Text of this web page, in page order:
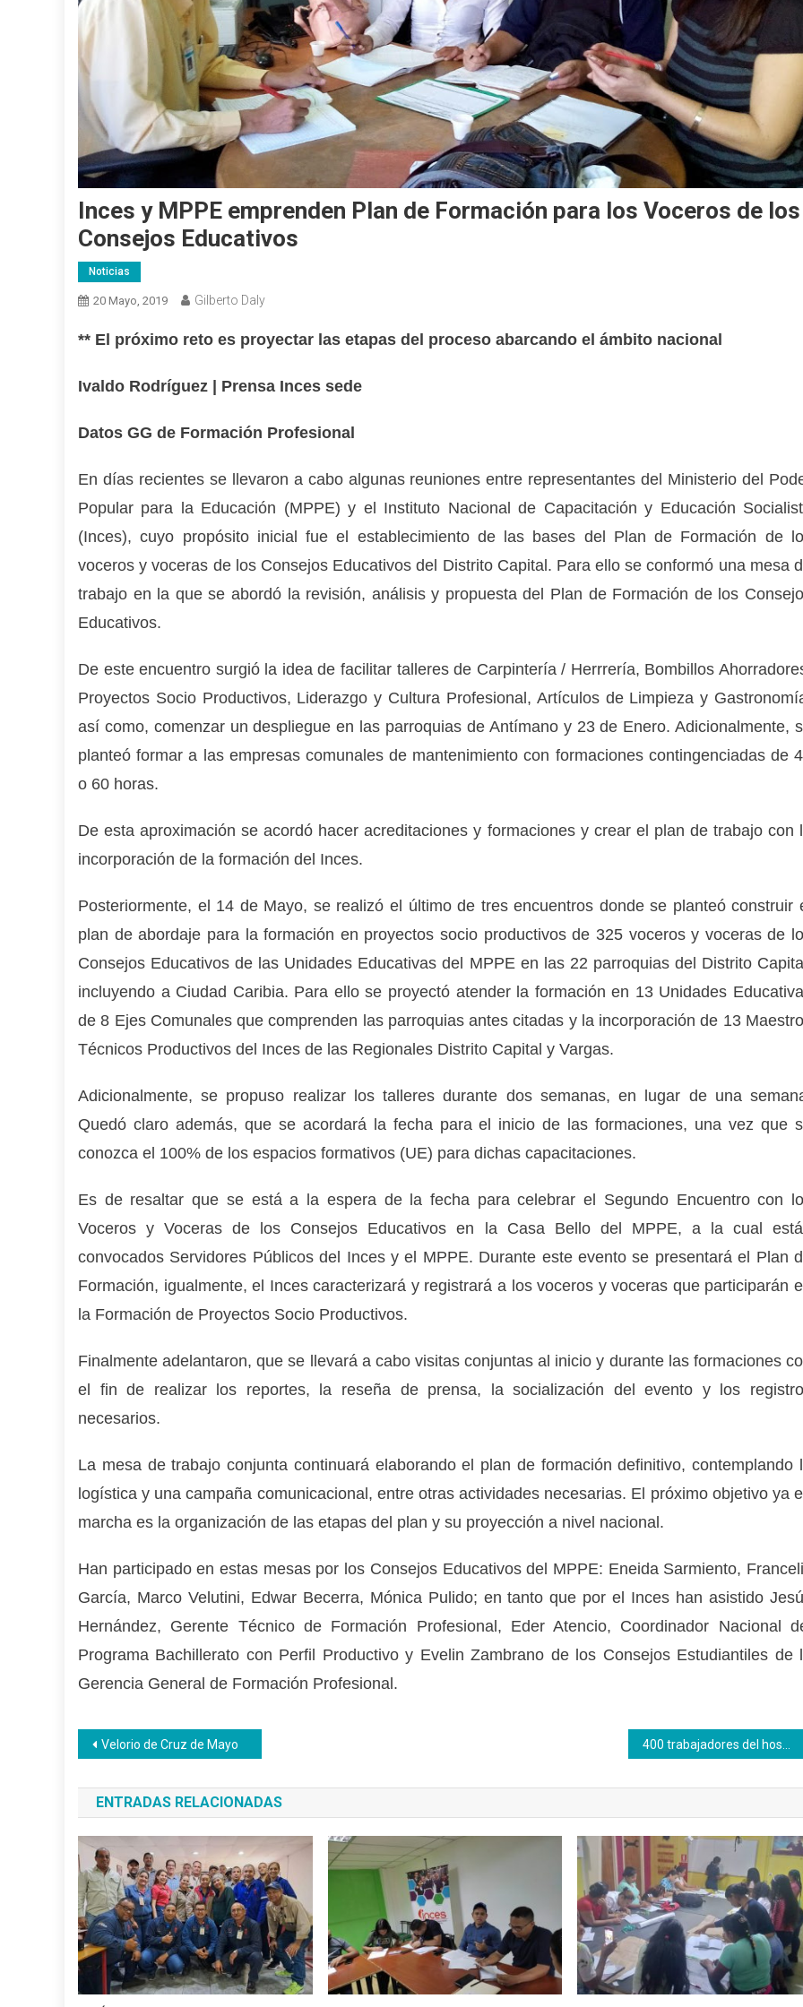
Inces y MPPE emprenden Plan de Formación para los Voceros de los
Consejos Educativos
Noticias
20 Mayo, 2019 Gilberto Daly
** El próximo reto es proyectar las etapas del proceso abarcando el ámbito nacional
Ivaldo Rodríguez | Prensa Inces sede
Datos GG de Formación Profesional
En días recientes se llevaron a cabo algunas reuniones entre representantes del Ministerio del
Popular para la Educación (MPPE) y el Instituto Nacional de Capacitación y Educación
(Inces), cuyo propósito inicial fue el establecimiento de las bases del Plan de Formación de
voceros y voceras de los Consejos Educativos del Distrito Capital. Para ello se conformó una mesa
trabajo en la que se abordó la revisión, análisis y propuesta del Plan de Formación de los
Educativos.
De este encuentro surgió la idea de facilitar talleres de Carpintería / Herrrería, Bombillos
Proyectos Socio Productivos, Liderazgo y Cultura Profesional, Artículos de Limpieza y
así como, comenzar un despliegue en las parroquias de Antímano y 23 de Enero. Adicionalmente,
planteó formar a las empresas comunales de mantenimiento con formaciones contingenciadas de
o 60 horas.
De esta aproximación se acordó hacer acreditaciones y formaciones y crear el plan de trabajo con
incorporación de la formación del Inces.
Posteriormente, el 14 de Mayo, se realizó el último de tres encuentros donde se planteó construir
plan de abordaje para la formación en proyectos socio productivos de 325 voceros y voceras de
Consejos Educativos de las Unidades Educativas del MPPE en las 22 parroquias del Distrito
incluyendo a Ciudad Caribia. Para ello se proyectó atender la formación en 13 Unidades
de 8 Ejes Comunales que comprenden las parroquias antes citadas y la incorporación de 13
Técnicos Productivos del Inces de las Regionales Distrito Capital y Vargas.
Adicionalmente, se propuso realizar los talleres durante dos semanas, en lugar de una
Quedó claro además, que se acordará la fecha para el inicio de las formaciones, una vez que
conozca el 100% de los espacios formativos (UE) para dichas capacitaciones.
Es de resaltar que se está a la espera de la fecha para celebrar el Segundo Encuentro con
Voceros y Voceras de los Consejos Educativos en la Casa Bello del MPPE, a la cual
convocados Servidores Públicos del Inces y el MPPE. Durante este evento se presentará el Plan
Formación, igualmente, el Inces caracterizará y registrará a los voceros y voceras que participarán
la Formación de Proyectos Socio Productivos.
Finalmente adelantaron, que se llevará a cabo visitas conjuntas al inicio y durante las formaciones
el fin de realizar los reportes, la reseña de prensa, la socialización del evento y los
necesarios.
La mesa de trabajo conjunta continuará elaborando el plan de formación definitivo, contemplando
logística y una campaña comunicacional, entre otras actividades necesarias. El próximo objetivo ya
marcha es la organización de las etapas del plan y su proyección a nivel nacional.
Han participado en estas mesas por los Consejos Educativos del MPPE: Eneida Sarmiento,
García, Marco Velutini, Edwar Becerra, Mónica Pulido; en tanto que por el Inces han asistido
Hernández, Gerente Técnico de Formación Profesional, Eder Atencio, Coordinador Nacional
Programa Bachillerato con Perfil Productivo y Evelin Zambrano de los Consejos Estudiantiles de
Gerencia General de Formación Profesional.
Navegación
de
entradas
Velorio de Cruz de Mayo
ENTRADAS RELACIONADAS